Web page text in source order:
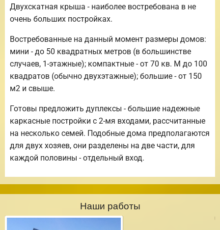
Двухскатная крыша - наиболее востребована в не
очень больших постройках.
Востребованные на данный момент размеры домов:
мини - до 50 квадратных метров (в большинстве
случаев, 1-этажные); компактные - от 70 кв. М до 100
квадратов (обычно двухэтажные); большие - от 150
м2 и свыше.
Готовы предложить дуплексы - большие надежные
каркасные постройки с 2-мя входами, рассчитанные
на несколько семей. Подобные дома предполагаются
для двух хозяев, они разделены на две части, для
каждой половины - отдельный вход.
Наши работы